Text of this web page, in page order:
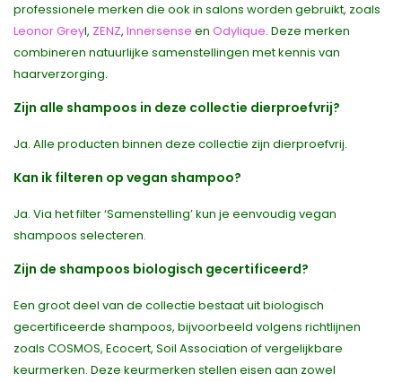
professionele merken die ook in salons worden gebruikt, zoals
Leonor Greyl, ZENZ, Innersense en Odylique. Deze merken
combineren natuurlijke samenstellingen met kennis van
haarverzorging.
Zijn alle shampoos in deze collectie dierproefvrij?
Ja. Alle producten binnen deze collectie zijn dierproefvrij.
Kan ik filteren op vegan shampoo?
Ja. Via het filter ‘Samenstelling’ kun je eenvoudig vegan
shampoos selecteren.
Zijn de shampoos biologisch gecertificeerd?
Een groot deel van de collectie bestaat uit biologisch
gecertificeerde shampoos, bijvoorbeeld volgens richtlijnen
zoals COSMOS, Ecocert, Soil Association of vergelijkbare
keurmerken. Deze keurmerken stellen eisen aan zowel